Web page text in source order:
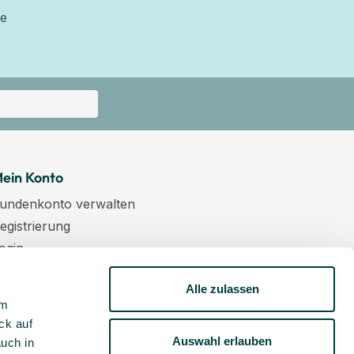
auf
in
Alle zulassen
Auswahl erlauben
Konto
verwalten
aktivieren